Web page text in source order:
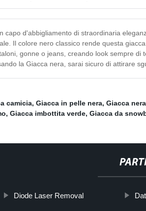
capo d'abbigliamento di straordinaria
Il colore nero classico rende questa
gonne o jeans, creando look sempre
la Giacca nera, sarai sicuro di attirare
camicia, Giacca in pelle nera, Giacca
, Giacca imbottita verde, Giacca da
Diode Laser Removal